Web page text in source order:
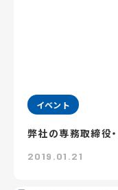
イベント
弊社の専務取締役
2019.01.21